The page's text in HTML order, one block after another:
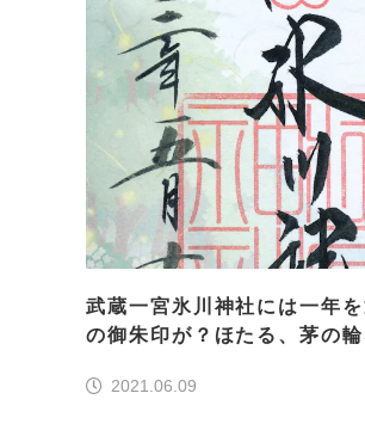
武蔵一宮氷川神社には一年
の御朱印が？ほたる、茅の輪
2021.06.09